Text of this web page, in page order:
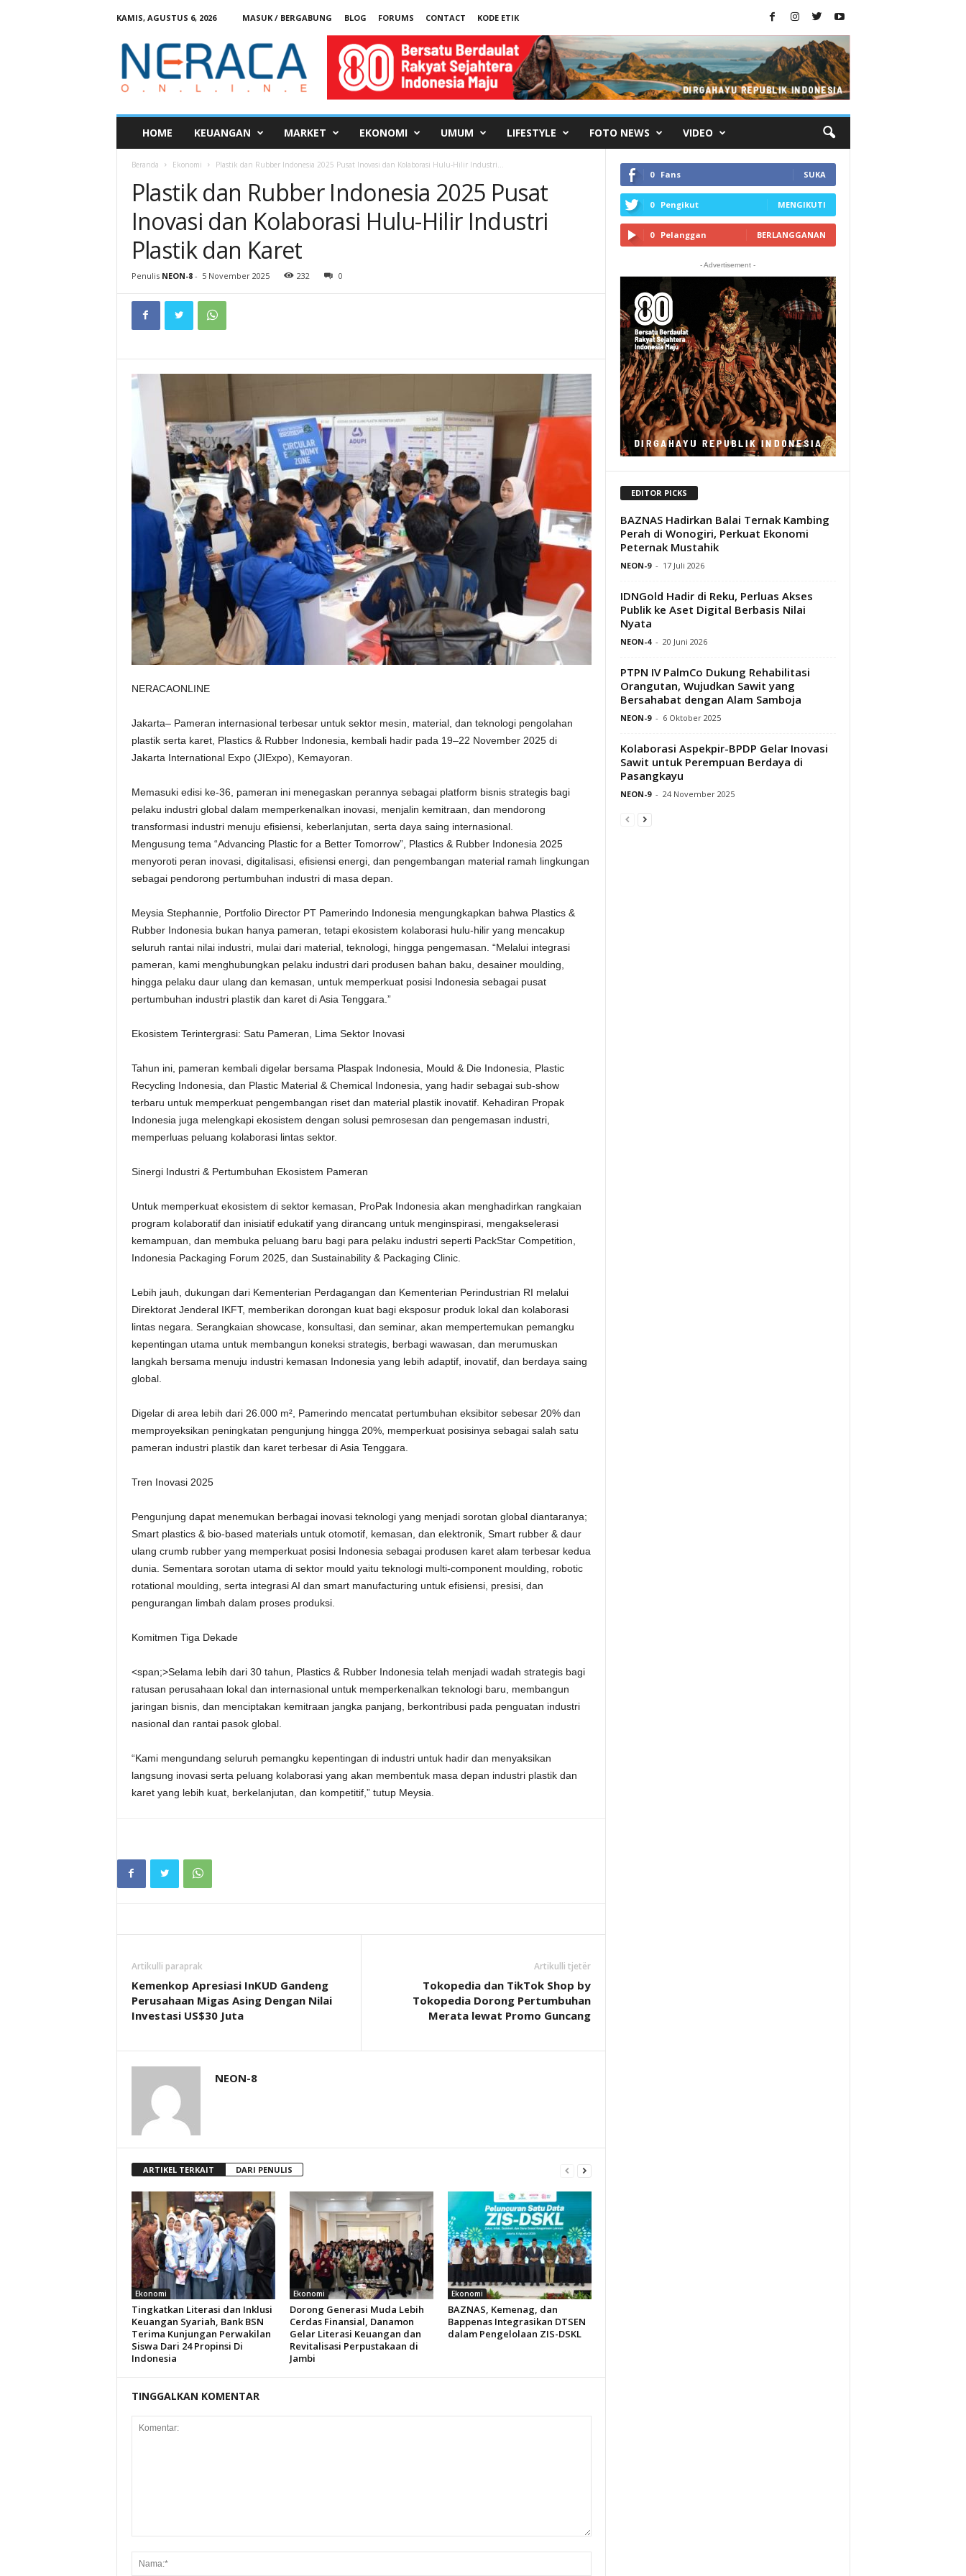
KAMIS, AGUSTUS 6, 2026 MASUK / BERGABUNG BLOG FORUMS CONTACT
KODE ETIK
HOME KEUANGAN MARKET EKONOMI UMUM LIFESTYLE FOTO NEWS VIDEO
Beranda Ekonomi Plastik dan Rubber Indonesia 2025 Pusat Inovasi dan Kolaborasi Hulu-Hilir Industri...
Plastik dan Rubber Indonesia 2025 Pusat
Inovasi dan Kolaborasi Hulu-Hilir Industri
Plastik dan Karet
Penulis NEON-8- 5 November 2025 232 0
NERACAONLINE
Jakarta– Pameran internasional terbesar untuk sektor mesin, material, dan teknologi pengolahan
plastik serta karet, Plastics & Rubber Indonesia, kembali hadir pada 19–22 November 2025 di
Jakarta International Expo (JIExpo), Kemayoran.
Memasuki edisi ke-36, pameran ini menegaskan perannya sebagai platform bisnis strategis bagi
pelaku industri global dalam memperkenalkan inovasi, menjalin kemitraan, dan mendorong
transformasi industri menuju efisiensi, keberlanjutan, serta daya saing internasional.
Mengusung tema “Advancing Plastic for a Better Tomorrow”, Plastics & Rubber Indonesia 2025
menyoroti peran inovasi, digitalisasi, efisiensi energi, dan pengembangan material ramah lingkungan
sebagai pendorong pertumbuhan industri di masa depan.
Meysia Stephannie, Portfolio Director PT Pamerindo Indonesia mengungkapkan bahwa Plastics &
Rubber Indonesia bukan hanya pameran, tetapi ekosistem kolaborasi hulu-hilir yang mencakup
seluruh rantai nilai industri, mulai dari material, teknologi, hingga pengemasan. “Melalui integrasi
pameran, kami menghubungkan pelaku industri dari produsen bahan baku, desainer moulding,
hingga pelaku daur ulang dan kemasan, untuk memperkuat posisi Indonesia sebagai pusat
pertumbuhan industri plastik dan karet di Asia Tenggara.”
Ekosistem Terintergrasi: Satu Pameran, Lima Sektor Inovasi
Tahun ini, pameran kembali digelar bersama Plaspak Indonesia, Mould & Die Indonesia, Plastic
Recycling Indonesia, dan Plastic Material & Chemical Indonesia, yang hadir sebagai sub-show
terbaru untuk memperkuat pengembangan riset dan material plastik inovatif. Kehadiran Propak
Indonesia juga melengkapi ekosistem dengan solusi pemrosesan dan pengemasan industri,
memperluas peluang kolaborasi lintas sektor.
Sinergi Industri & Pertumbuhan Ekosistem Pameran
Untuk memperkuat ekosistem di sektor kemasan, ProPak Indonesia akan menghadirkan rangkaian
program kolaboratif dan inisiatif edukatif yang dirancang untuk menginspirasi, mengakselerasi
kemampuan, dan membuka peluang baru bagi para pelaku industri seperti PackStar Competition,
Indonesia Packaging Forum 2025, dan Sustainability & Packaging Clinic.
Lebih jauh, dukungan dari Kementerian Perdagangan dan Kementerian Perindustrian RI melalui
Direktorat Jenderal IKFT, memberikan dorongan kuat bagi eksposur produk lokal dan kolaborasi
lintas negara. Serangkaian showcase, konsultasi, dan seminar, akan mempertemukan pemangku
kepentingan utama untuk membangun koneksi strategis, berbagi wawasan, dan merumuskan
langkah bersama menuju industri kemasan Indonesia yang lebih adaptif, inovatif, dan berdaya saing
global.
Digelar di area lebih dari 26.000 m², Pamerindo mencatat pertumbuhan eksibitor sebesar 20% dan
memproyeksikan peningkatan pengunjung hingga 20%, memperkuat posisinya sebagai salah satu
pameran industri plastik dan karet terbesar di Asia Tenggara.
Tren Inovasi 2025
Pengunjung dapat menemukan berbagai inovasi teknologi yang menjadi sorotan global diantaranya;
Smart plastics & bio-based materials untuk otomotif, kemasan, dan elektronik, Smart rubber & daur
ulang crumb rubber yang memperkuat posisi Indonesia sebagai produsen karet alam terbesar kedua
dunia. Sementara sorotan utama di sektor mould yaitu teknologi multi-component moulding, robotic
rotational moulding, serta integrasi AI dan smart manufacturing untuk efisiensi, presisi, dan
pengurangan limbah dalam proses produksi.
Komitmen Tiga Dekade
<span;>Selama lebih dari 30 tahun, Plastics & Rubber Indonesia telah menjadi wadah strategis bagi
ratusan perusahaan lokal dan internasional untuk memperkenalkan teknologi baru, membangun
jaringan bisnis, dan menciptakan kemitraan jangka panjang, berkontribusi pada penguatan industri
nasional dan rantai pasok global.
“Kami mengundang seluruh pemangku kepentingan di industri untuk hadir dan menyaksikan
langsung inovasi serta peluang kolaborasi yang akan membentuk masa depan industri plastik dan
karet yang lebih kuat, berkelanjutan, dan kompetitif,” tutup Meysia.
Artikulli paraprak
Kemenkop Apresiasi InKUD Gandeng
Perusahaan Migas Asing Dengan Nilai
Investasi US$30 Juta
Artikulli tjetër
Tokopedia dan TikTok Shop by
Tokopedia Dorong Pertumbuhan
Merata lewat Promo Guncang
NEON-8
ARTIKEL TERKAIT DARI PENULIS
Ekonomi
Tingkatkan Literasi dan Inklusi
Keuangan Syariah, Bank BSN
Terima Kunjungan Perwakilan
Siswa Dari 24 Propinsi Di
Indonesia
Ekonomi
Dorong Generasi Muda Lebih
Cerdas Finansial, Danamon
Gelar Literasi Keuangan dan
Revitalisasi Perpustakaan di
Jambi
Ekonomi
BAZNAS, Kemenag, dan
Bappenas Integrasikan DTSEN
dalam Pengelolaan ZIS-DSKL
TINGGALKAN KOMENTAR
0 Fans SUKA
0 Pengikut MENGIKUTI
0 Pelanggan BERLANGGANAN
- Advertisement -
EDITOR PICKS
BAZNAS Hadirkan Balai Ternak Kambing
Perah di Wonogiri, Perkuat Ekonomi
Peternak Mustahik
NEON-9 - 17 Juli 2026
IDNGold Hadir di Reku, Perluas Akses
Publik ke Aset Digital Berbasis Nilai
Nyata
NEON-4 - 20 Juni 2026
PTPN IV PalmCo Dukung Rehabilitasi
Orangutan, Wujudkan Sawit yang
Bersahabat dengan Alam Samboja
NEON-9 - 6 Oktober 2025
Kolaborasi Aspekpir-BPDP Gelar Inovasi
Sawit untuk Perempuan Berdaya di
Pasangkayu
NEON-9 - 24 November 2025